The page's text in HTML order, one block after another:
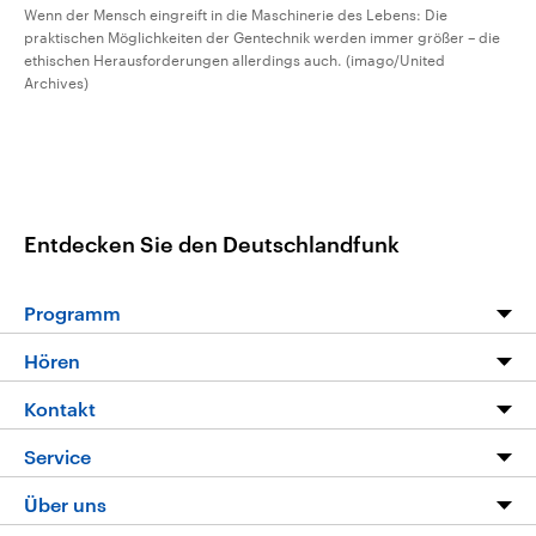
Wenn der Mensch eingreift in die Maschinerie des Lebens: Die
praktischen Möglichkeiten der Gentechnik werden immer größer – die
ethischen Herausforderungen allerdings auch. (imago/United
Archives)
Entdecken Sie den Deutschlandfunk
Programm
Programm
Die Nachrichten
Nachrichtenleicht
Neue Beiträge auf dlf.de
Hören
Livestream
Podcasts
Deutschlandfunk App
Kontakt
Hörerservice
Service
FAQ
Über uns